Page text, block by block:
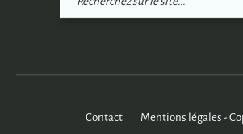
Contact
Mentions légales -